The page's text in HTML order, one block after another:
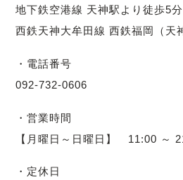
地下鉄空港線 天神駅より徒歩5分
西鉄天神大牟田線 西鉄福岡（天
・電話番号
092-732-0606
・営業時間
【月曜日～日曜日】 11:00 ～
・定休日